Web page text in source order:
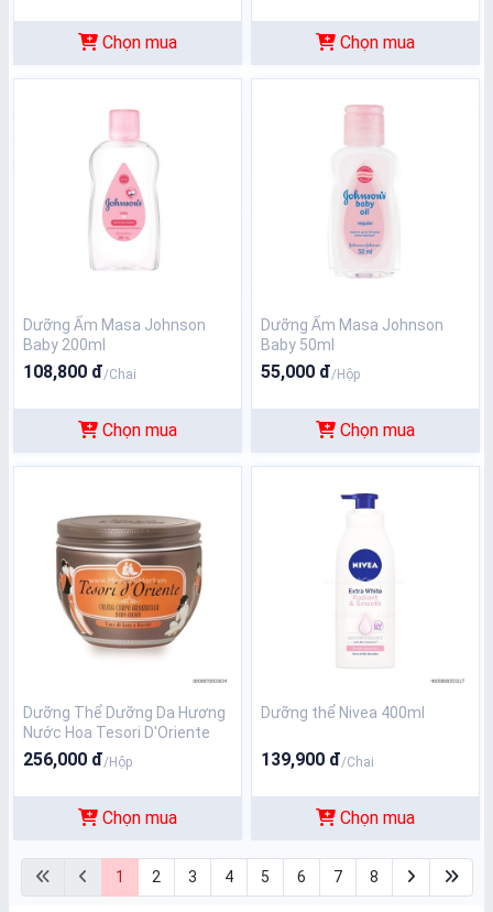
Chọn mua Chọn mua
Dưỡng Ẩm Masa Johnson
Baby 200ml
108,800 đ/Chai
Chọn mua
Dưỡng Ẩm Masa Johnson
Baby 50ml
55,000 đ/Hộp
Chọn mua
Dưỡng Thể Dưỡng Da Hương
Nước Hoa Tesori D'Oriente
300ml
256,000 đ/Hộp
Chọn mua
Dưỡng thể Nivea 400ml
139,900 đ/Chai
Chọn mua
1 2 3 4 5 6 7 8